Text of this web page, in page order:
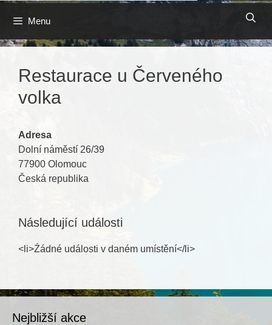
obsah
Menu
Restaurace u Červeného
volka
Adresa
Dolní náměstí 26/39
77900 Olomouc
Česká republika
Následující události
<li>Źádné události v daném umístění</li>
Nejbližší akce